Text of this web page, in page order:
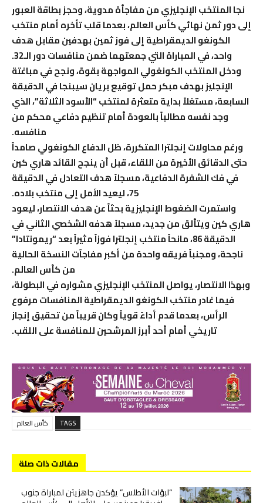
نجا المنتخب الإنجليزي من مفاجأة مدوية، وحجز بطاقة العبور
إلى دور ثمن نهائي كأس العالم، بعدما قلب تأخره أمام منتخب
الكونغو الديمقراطية إلى فوز ثمين بهدفين مقابل هدف
واحد، في المباراة التي جمعتهما ضمن منافسات دور الـ32.
ودخل المنتخب الكونغولي المواجهة بقوة، ونجح في مباغتة
الإنجليز بهدف مبكر حمل توقيع بريان سيبنجا في الدقيقة
السابعة، مستغلاً بداية متعثرة لمنتخب “الأسود الثلاثة”، الذي
وجد نفسه مطالباً بالعودة أمام تنظيم دفاعي محكم من
منافسه.
ورغم محاولات إنجلترا المتكررة، ظل الدفاع الكونغولي صامداً
حتى الدقائق الأخيرة من اللقاء، قبل أن ينجح القائد هاري كين
في فك الشفرة الدفاعية، مسجلاً هدف التعادل في الدقيقة
75، ليعيد الأمل إلى منتخب بلاده.
واستمرت الضغوط الإنجليزية بحثاً عن هدف الانتصار، ليعود
هاري كين ويتألق من جديد، مسجلاً هدفه الشخصي الثاني في
الدقيقة 86، مانحاً منتخب إنجلترا فوزاً مثيراً بعد “ريمونتادا”
ناجحة، ومجنباً فريقه واحدة من أكبر مفاجآت النسخة الحالية
من كأس العالم.
وبهذا الانتصار، يواصل المنتخب الإنجليزي مشواره في البطولة،
فيما غادر منتخب الكونغو الديمقراطية المنافسات مرفوع
الرأس، بعدما قدم أداءً قوياً وكان قريباً من تحقيق إنجاز
تاريخي أمام أحد أبرز المرشحين للمنافسة على اللقب.
TAGS كأس العالم
مقالات ذات صلة
“لبؤات الأطلس” يؤكدن جاهزيتن لمباراة جنوب